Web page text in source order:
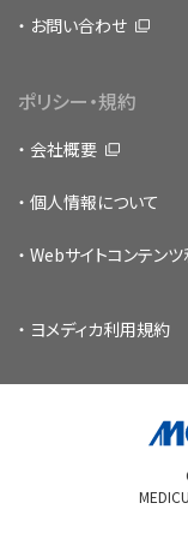
お問い合わせ
ポリシー・規約
会社概要
個人情報について
Webサイトコンテン
ヨメディカ利用規約